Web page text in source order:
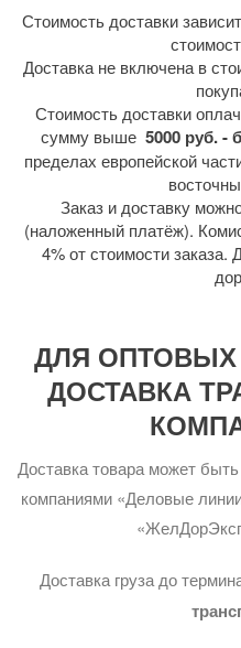
Стоимость доставки
Доставка не включена в
Стоимость доставки
сумму выше 5000 руб. -
пределах европейской
Заказ и доставку
(наложенный платёж).
4% от стоимости заказа.
ДЛЯ ОПТОВЫХ
ДОСТАВКА
Доставка товара может
компаниями «Деловые
Доставка груза до